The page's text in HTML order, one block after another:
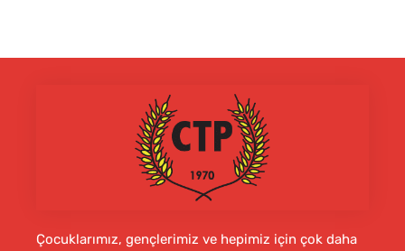
Çocuklarımız, gençlerimiz ve hepimiz için çok daha